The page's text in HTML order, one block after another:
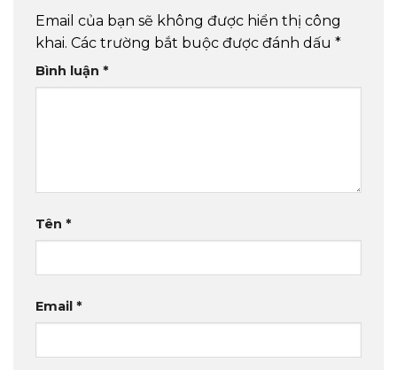
Email của bạn sẽ không được hiển thị công
khai. Các trường bắt buộc được đánh dấu *
Bình luận *
Tên *
Email *